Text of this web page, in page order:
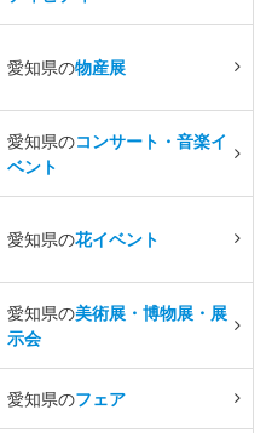
愛知県の物産展
愛知県のコンサート・音楽イ
ベント
愛知県の花イベント
愛知県の美術展・博物展・展
示会
愛知県のフェア